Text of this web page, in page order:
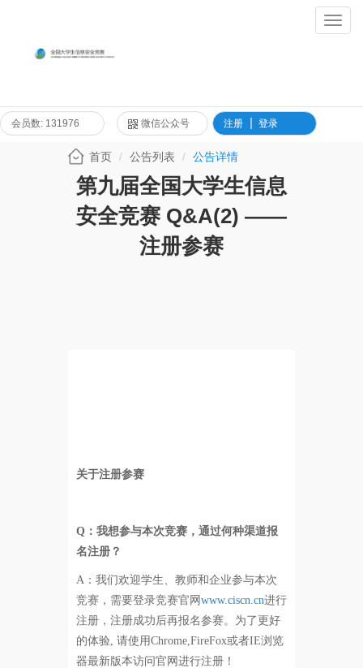
会员数: 131976 微信公众号 注册 登录
首页 公告列表 公告详情
第九届全国大学生信息
安全竞赛 Q&A(2) ——
注册参赛
关于注册参赛
Q：我想参与本次竞赛，通过何种渠道报
名注册？
A： 我们欢迎学生、教师和企业参与本次
竞赛，需要登录竞赛官网 www.ciscn.cn进行
注册，注册成功后再报名参赛。为了更好
的体验, 请使用Chrome,FireFox或者IE浏览
器最新版本访问官网进行注册！